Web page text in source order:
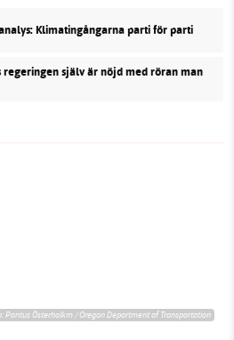
Klimatingångarna parti för parti
regeringen själv är nöjd med röran man
Pontus Österholkm / Oregon Department of Transportation